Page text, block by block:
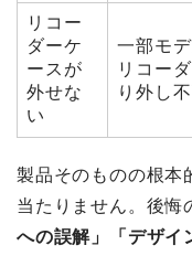
リコー
ダーケ
ースが
外せな
い
一部モ
リコー
り外し
製品そのものの根本
当たりません。後悔
への誤解」「デザイ